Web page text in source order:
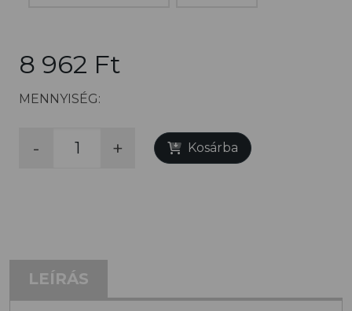
8 962 Ft
MENNYISÉG:
- + Kosárba
LEÍRÁS